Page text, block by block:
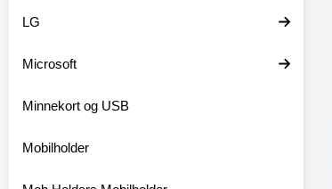
LG
Microsoft
Minnekort og USB
Mobilholder